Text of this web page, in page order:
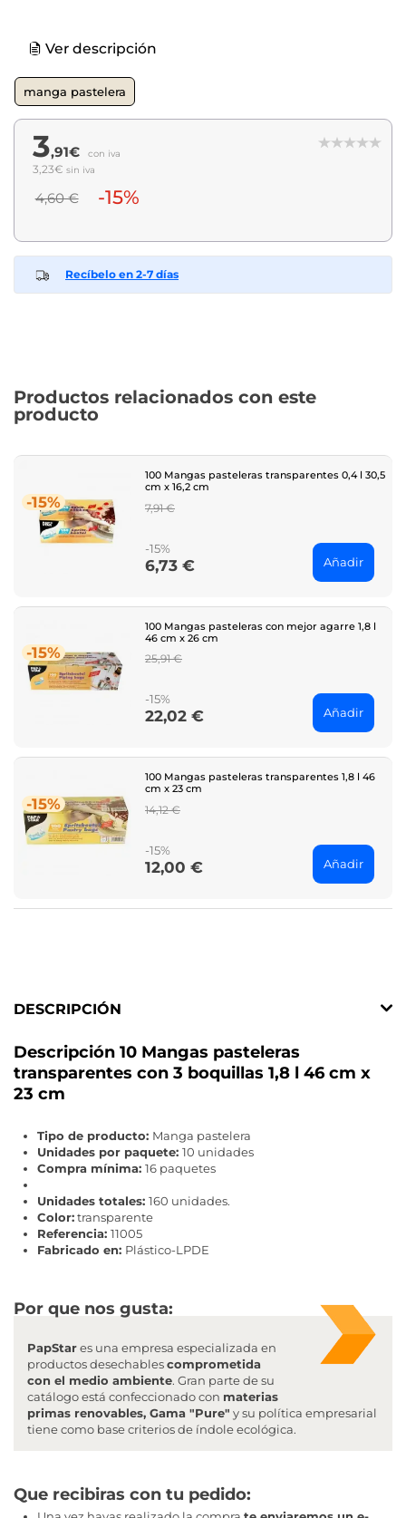
Ver descripción
manga pastelera
3,91€ con iva
3,23€ sin iva
4,60 € -15%
Recíbelo en 2-7 días
Productos relacionados con este
producto
-15%
100 Mangas pasteleras transparentes 0,4 l 30,5
cm x 16,2 cm
Regular
7,91 €
-15%
Price
6,73 € Añadir
-15%
100 Mangas pasteleras con mejor agarre 1,8 l
46 cm x 26 cm
Regular
25,91 €
-15%
Price
22,02 € Añadir
-15%
100 Mangas pasteleras transparentes 1,8 l 46
cm x 23 cm
Regular
14,12 €
-15%
Price
12,00 € Añadir
DESCRIPCIÓN
Descripción 10 Mangas pasteleras
transparentes con 3 boquillas 1,8 l 46 cm x
23 cm
Tipo de producto: Manga pastelera
Unidades por paquete: 10 unidades
Compra mínima: 16 paquetes
Unidades totales: 160 unidades.
Color:transparente
Referencia: 11005
Fabricado en: Plástico-LPDE
Por que nos gusta:
PapStares una empresa especializada en
productos desechablescomprometida
con el medio ambiente. Gran parte de su
catálogo está confeccionado con materias
primas renovables, Gama "Pure" y su política empresarial
tiene como base criterios de índole ecológica.
Que recibiras con tu pedido: